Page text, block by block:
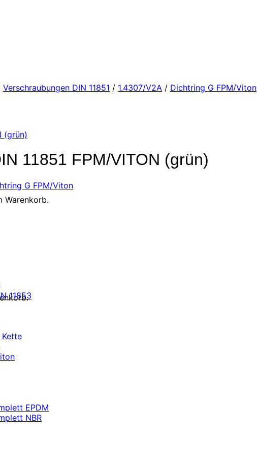
Warenkorb.
Verschraubungen DIN 11851 / 1.4307/V2A / Dichtring G FPM/Viton
11851 FPM/VITON (grün)
G FPM/Viton
11853
EPDM
NBR